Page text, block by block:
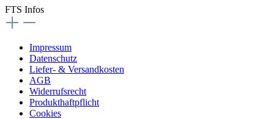
FTS Infos
Impressum
Datenschutz
Liefer- & Versandkosten
AGB
Widerrufsrecht
Produkthaftpflicht
Cookies